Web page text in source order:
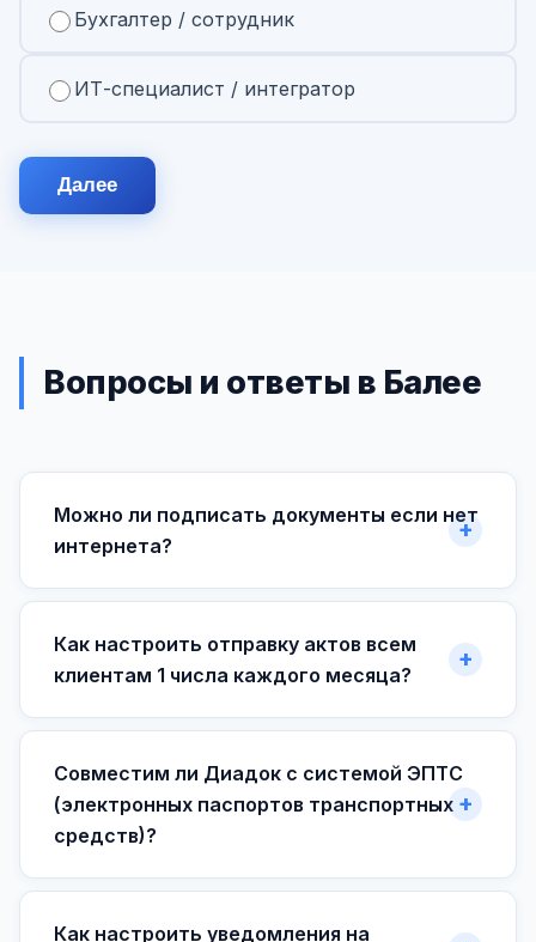
Бухгалтер / сотрудник
ИТ-специалист / интегратор
Далее
Вопросы и ответы в Балее
Можно ли подписать документы если нет
интернета?
Как настроить отправку актов всем
клиентам 1 числа каждого месяца?
Совместим ли Диадок с системой ЭПТС
(электронных паспортов транспортных
средств)?
Как настроить уведомления на